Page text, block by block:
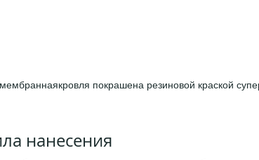
мембраннаякровля покрашена резиновой краской
нанесения